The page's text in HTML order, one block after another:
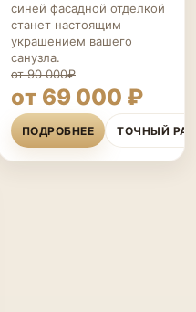
синей фасадной отделкой
станет настоящим
украшением вашего
санузла.
от 90 000₽
от 69 000 ₽
ПОДРОБНЕЕ ТОЧНЫЙ